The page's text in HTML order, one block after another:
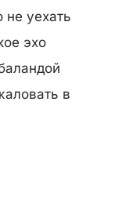
не уехать
эхо
в